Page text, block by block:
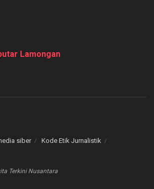
Lamongan
siber
Kode Etik Jurnalistik
Terkini Nusantara